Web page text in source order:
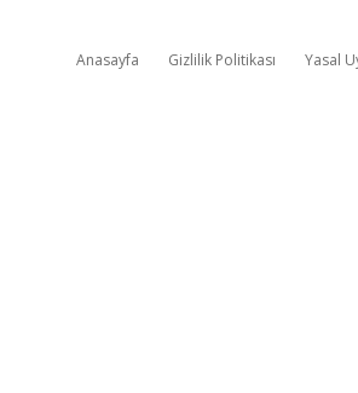
Anasayfa Gizlilik Politikası Yasal